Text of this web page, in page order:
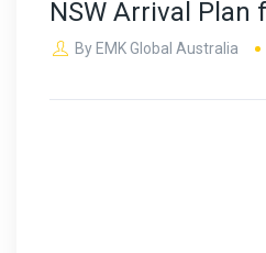
NSW Arrival Plan
By EMK Global Australia